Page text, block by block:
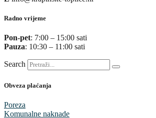
Radno vrijeme
Pon-pet: 7:00 – 15:00 sati
Pauza: 10:30 – 11:00 sati
Search
Obveza plaćanja
Poreza
Komunalne naknade